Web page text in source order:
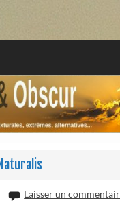
texturales
Laisser un